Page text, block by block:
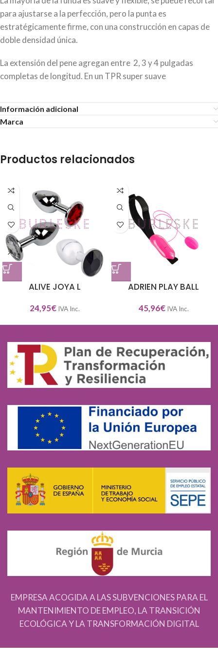
para ajustarse a la perfección, pero la punta es
estratégicamente firme, con una construcción en capas de
doble densidad única.
La extensión del pene agregan entre 2, 3 y 4 pulgadas
completas de longitud. En un TPR super suave
Información adicional
Marca
Productos relacionados
ALIVE JOYA L
24,95€ IVA Inc.
ADRIEN PLAY BALL
45,96€ IVA Inc.
EMPRESA ACOGIDA A LAS SUBVENCIONES PARA EL
MANTENIMIENTO DE EMPLEO, LA TRANSICIÓN
ECOLÓGICA Y LA TRANSFORMACIÓN DIGITAL